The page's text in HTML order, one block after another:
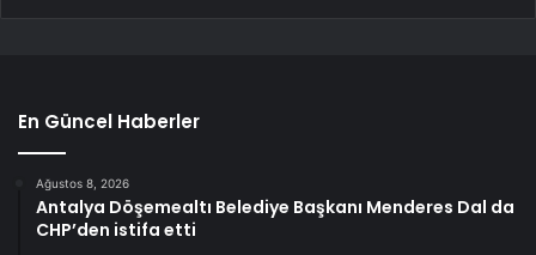
En Güncel Haberler
Ağustos 8, 2026
Antalya Döşemealtı Belediye Başkanı Menderes Dal da
CHP’den istifa etti